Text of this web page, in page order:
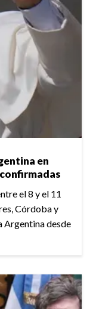
en
el 8 y el 11
Córdoba y
Argentina desde